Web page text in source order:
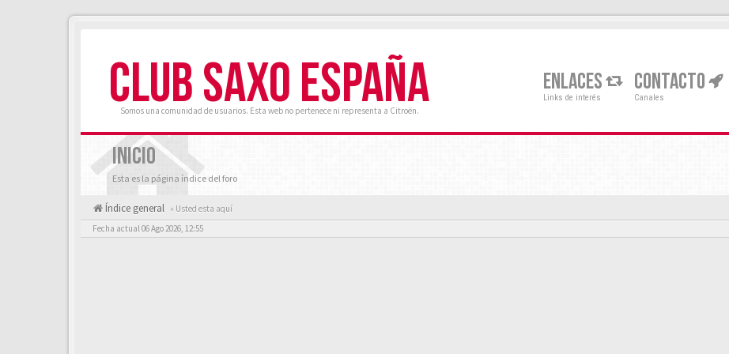
CLUB SAXO ESPAÑA
Somos una comunidad de usuarios. Esta web no pertenece ni representa a Citroën.
ENLACES
Links de interés
CONTACTO
Canales
INICIO
Esta es la página índice del foro
Índice general « Usted esta aquí
Fecha actual 06 Ago 2026, 12:55